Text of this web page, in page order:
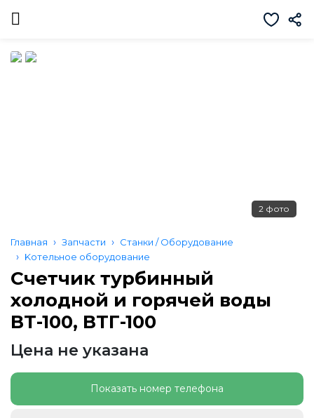
2 фото
Главная Запчасти
Станки / Оборудование
Kотельное оборудование
Счетчик турбинный
холодной и горячей воды
ВТ-100, ВТГ-100
Цена не указана
Показать номер телефона